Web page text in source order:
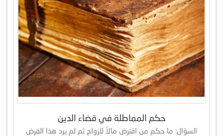
حكم المماطلة في قضاء الدين
السؤال: ما حكم من اقترض مالاً للزواج ثم لم يرد هذا القرض